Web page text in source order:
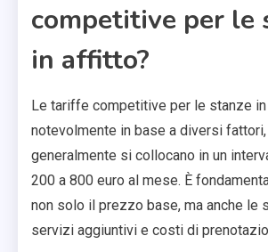
competitive per le
in affitto?
Le tariffe competitive per le stanze
notevolmente in base a diversi
generalmente si collocano in un
200 a 800 euro al mese. È
non solo il prezzo base, ma anche le
servizi aggiuntivi e costi di